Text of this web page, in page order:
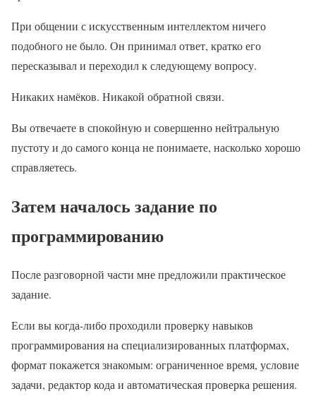
При общении с искусственным интеллектом ничего
подобного не было. Он принимал ответ, кратко его
пересказывал и переходил к следующему вопросу.
Никаких намёков. Никакой обратной связи.
Вы отвечаете в спокойную и совершенно нейтральную
пустоту и до самого конца не понимаете, насколько хорошо
справляетесь.
Затем началось задание по
программированию
После разговорной части мне предложили практическое
задание.
Если вы когда-либо проходили проверку навыков
программирования на специализированных платформах,
формат покажется знакомым: ограниченное время, условие
задачи, редактор кода и автоматическая проверка решения.